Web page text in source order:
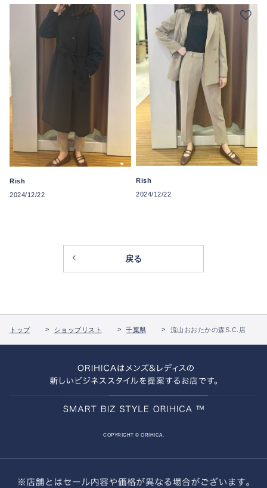
Rish
2024/12/22
Rish
2024/12/22
戻る
トップ ショップリスト 千葉県 流山おおたかの森S.C.店
COPYRIGHT © ORIHICA.